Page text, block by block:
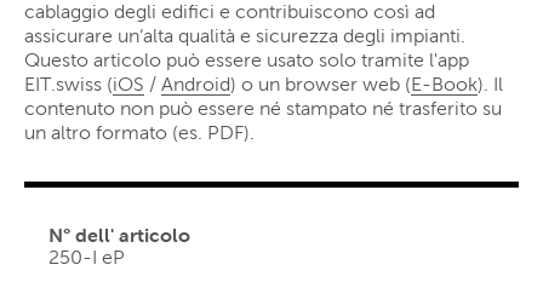
cablaggio degli edifici e contribuiscono così ad
assicurare un’alta qualità e sicurezza degli impianti.
Questo articolo può essere usato solo tramite l'app
EIT.swiss (iOS / Android) o un browser web (E-Book). Il
contenuto non può essere né stampato né trasferito su
un altro formato (es. PDF).
N° dell' articolo
250-I eP